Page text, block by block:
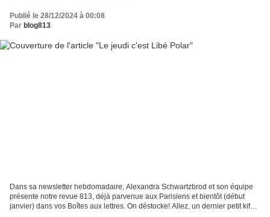
Publié le 28/12/2024 à 00:08
Par blog813
Dans sa newsletter hebdomadaire, Alexandra Schwartzbrod et son équipe
présente notre revue 813, déjà parvenue aux Parisiens et bientôt (début
janvier) dans vos Boîtes aux lettres. On déstocke! Allez, un dernier petit kif